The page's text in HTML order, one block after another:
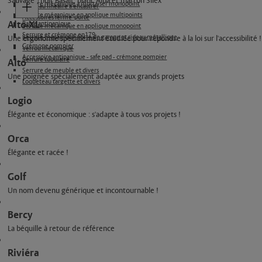
Bandeau linéaire à encastrer
Accessoires ferme-porte
Serrure mécanique à mortaiser monopoint
Serrure mécanique en applique multipoints
Serrure mécanique en applique monopoint
Serrure mécanique porte de garage et rideau métallique
Verrou mécanique
Serrure tubulaire
Serrure de meuble et divers
Loqueteau targette et divers
Barre antipanique
Serrure et crémone en179
Crémone pompier
Accessoire antipanique - safe pad - crémone pompier
Alto XL
Une ergonomie spécialement étudiée pour répondre à la loi sur l'accessibilité !
Alto
Une poignée spécialement adaptée aux grands projets
Logio
Élégante et économique : s'adapte à tous vos projets !
Orca
Élégante et racée !
Golf
Un nom devenu générique et incontournable !
Bercy
La béquille à retour de référence
Riviéra